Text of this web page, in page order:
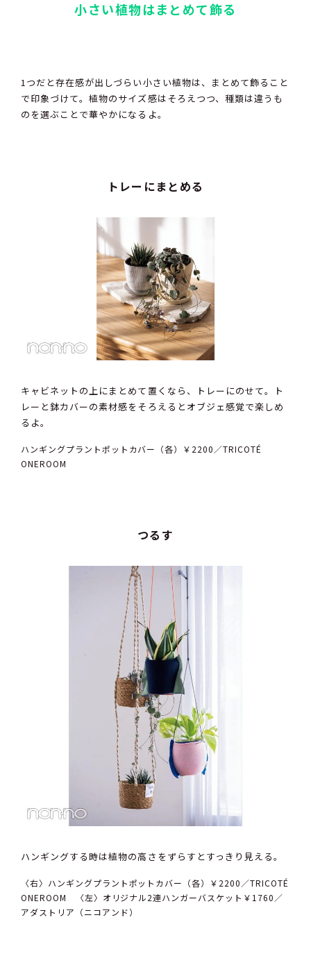
小さい植物はまとめて飾る
1つだと存在感が出しづらい小さい植物は、まとめて飾ること
で印象づけて。植物のサイズ感はそろえつつ、種類は違うも
のを選ぶことで華やかになるよ。
トレーにまとめる
キャビネットの上にまとめて置くなら、トレーにのせて。ト
レーと鉢カバーの素材感をそろえるとオブジェ感覚で楽しめ
るよ。
ハンギングプラントポットカバー（各）￥2200／TRICOTÉ
ONEROOM
つるす
ハンギングする時は植物の高さをずらすとすっきり見える。
〈右〉ハンギングプラントポットカバー（各）￥2200／TRICOTÉ
ONEROOM 〈左〉オリジナル2連ハンガーバスケット￥1760／
アダストリア（ニコアンド）